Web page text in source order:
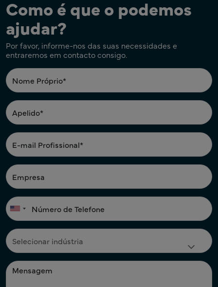
Como é que o podemos
ajudar?
Por favor, informe-nos das suas necessidades e
entraremos em contacto consigo.